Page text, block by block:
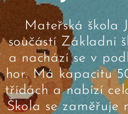
Mateřská škola
součástí Základní
a nachází se v
hor. Má kapacitu
třídách a nabízí
Škola se zaměřuje